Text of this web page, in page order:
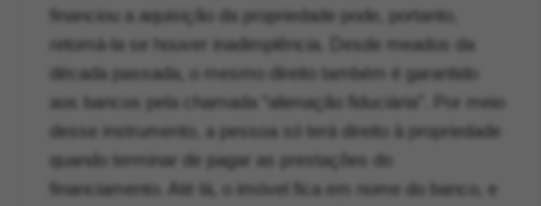
financiou a aquisição da propriedade pode, portanto,
retomá-la se houver inadimplência. Desde meados da
década passada, o mesmo direito também é garantido
aos bancos pela chamada “alienação fiduciária”. Por meio
desse instrumento, a pessoa só terá direito à propriedade
quando terminar de pagar as prestações do
financiamento. Até lá, o imóvel fica em nome do banco, e